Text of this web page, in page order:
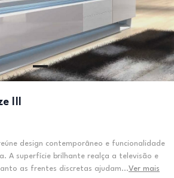
III
design contemporâneo e funcionalidade
A superfície brilhante realça a televisão e
as frentes discretas ajudam...Ver mais